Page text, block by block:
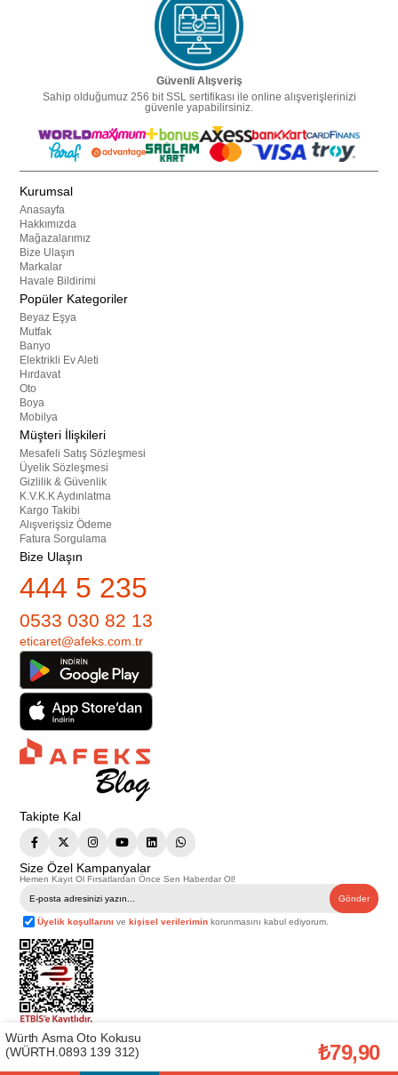
Güvenli Alışveriş
Sahip olduğumuz 256 bit SSL sertifikası ile online alışverişlerinizi
güvenle yapabilirsiniz.
Kurumsal
Anasayfa
Hakkımızda
Mağazalarımız
Bize Ulaşın
Markalar
Havale Bildirimi
Popüler Kategoriler
Beyaz Eşya
Mutfak
Banyo
Elektrikli Ev Aleti
Hırdavat
Oto
Boya
Mobilya
Müşteri İlişkileri
Mesafeli Satış Sözleşmesi
Üyelik Sözleşmesi
Gizlilik & Güvenlik
K.V.K.K Aydınlatma
Kargo Takibi
Alışverişsiz Ödeme
Fatura Sorgulama
Bize Ulaşın
444 5 235
0533 030 82 13
eticaret@afeks.com.tr
Takipte Kal
Size Özel Kampanyalar
Hemen Kayıt Ol Fırsatlardan Önce Sen Haberdar Ol!
Gönder
Üyelik koşullarını vekişisel verilerimin korunmasını kabul ediyorum.
Telif Hakkı © 2026
. Tüm hakları saklıdır.
Bu web sitesindeki tüm ürünler ticari amaçlıdır. Web sitemizde yer alan
görsel ve yazılı içerikler firmamıza ait olup, firmamızın yazılı izni alınmadan
Würth Asma Oto Kokusu
(WÜRTH.0893 139 312)
₺79,90